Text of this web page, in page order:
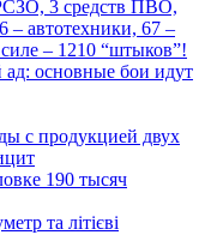
3 средств ПВО,
– автотехники, 67 –
– 1210 “штыков”!
ад: основные бои идут
с продукцией двух
190 тысяч
та літієві